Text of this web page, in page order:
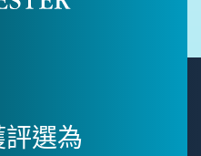
評選為